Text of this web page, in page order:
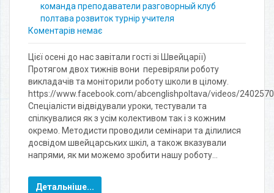
командапреподаватели разговорный клуб
полтаварозвитоктурнір учителя
Коментарів немає
Цієї осені до нас завітали гості зі Швейцарії)
Протягом двох тижнів вони перевіряли роботу
викладачів та моніторили роботу школи в цілому.
https://www.facebook.com/abcenglishpoltava/videos/
Спеціалісти відвідували уроки, тестували та
спілкувалися як з усім колективом так і з кожним
окремо. Методисти проводили семінари та ділилися
досвідом швейцарських шкіл, а також вказували
напрями, як ми можемо зробити нашу роботу…
Детальніше...